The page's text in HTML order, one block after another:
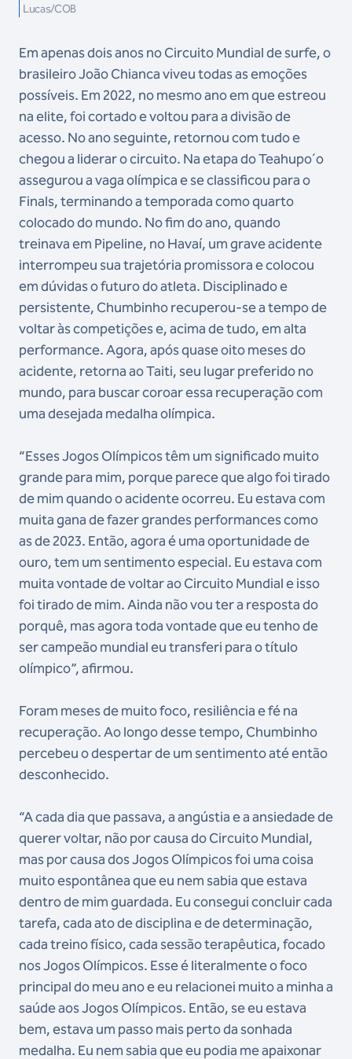
Lucas/COB
Em apenas dois anos no Circuito Mundial de surfe, o
brasileiro João Chianca viveu todas as emoções
possíveis. Em 2022, no mesmo ano em que estreou
na elite, foi cortado e voltou para a divisão de
acesso. No ano seguinte, retornou com tudo e
chegou a liderar o circuito. Na etapa do Teahupo´o
assegurou a vaga olímpica e se classificou para o
Finals, terminando a temporada como quarto
colocado do mundo. No fim do ano, quando
treinava em Pipeline, no Havaí, um grave acidente
interrompeu sua trajetória promissora e colocou
em dúvidas o futuro do atleta. Disciplinado e
persistente, Chumbinho recuperou-se a tempo de
voltar às competições e, acima de tudo, em alta
performance. Agora, após quase oito meses do
acidente, retorna ao Taiti, seu lugar preferido no
mundo, para buscar coroar essa recuperação com
uma desejada medalha olímpica.
“Esses Jogos Olímpicos têm um significado muito
grande para mim, porque parece que algo foi tirado
de mim quando o acidente ocorreu. Eu estava com
muita gana de fazer grandes performances como
as de 2023. Então, agora é uma oportunidade de
ouro, tem um sentimento especial. Eu estava com
muita vontade de voltar ao Circuito Mundial e isso
foi tirado de mim. Ainda não vou ter a resposta do
porquê, mas agora toda vontade que eu tenho de
ser campeão mundial eu transferi para o título
olímpico”, afirmou.
Foram meses de muito foco, resiliência e fé na
recuperação. Ao longo desse tempo, Chumbinho
percebeu o despertar de um sentimento até então
desconhecido.
“A cada dia que passava, a angústia e a ansiedade de
querer voltar, não por causa do Circuito Mundial,
mas por causa dos Jogos Olímpicos foi uma coisa
muito espontânea que eu nem sabia que estava
dentro de mim guardada. Eu consegui concluir cada
tarefa, cada ato de disciplina e de determinação,
cada treino físico, cada sessão terapêutica, focado
nos Jogos Olímpicos. Esse é literalmente o foco
principal do meu ano e eu relacionei muito a minha a
saúde aos Jogos Olímpicos. Então, se eu estava
bem, estava um passo mais perto da sonhada
medalha. Eu nem sabia que eu podia me apaixonar